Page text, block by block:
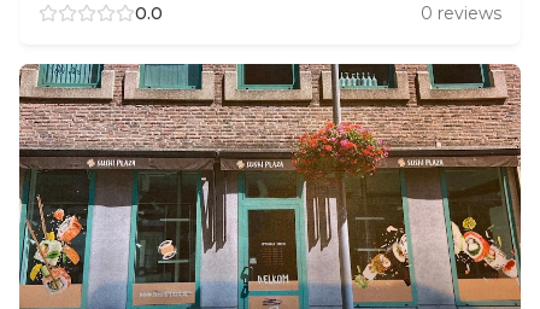
0.0
0 reviews